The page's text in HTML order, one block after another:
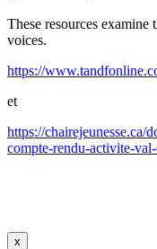
These resources
voices.
https://
et
https://chairejeunesse.ca/
compte-rendu-activite-
x